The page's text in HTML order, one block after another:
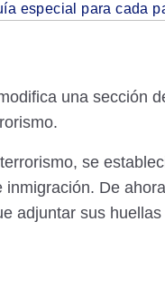
especial para cada
una sección
se
De
adjuntar sus